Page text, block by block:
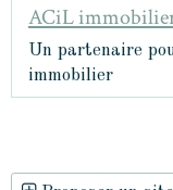
ACiL
Un partenaire
immobilier